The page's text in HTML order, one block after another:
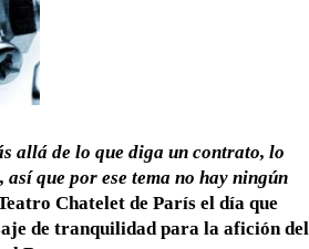
allá de lo que diga un contrato, lo
, así que por ese tema no hay ningún
Chatelet de París el día que
de tranquilidad para la afición del